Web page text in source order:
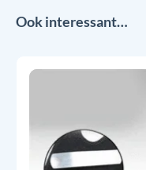
Ook interessant…